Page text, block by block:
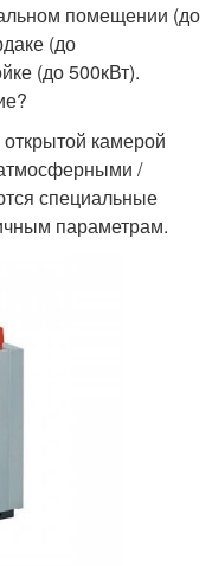
помещении (до
(до
(до 500кВт).
камерой
/
специальные
параметрам.